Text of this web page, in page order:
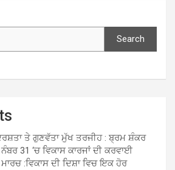
Search
ਤੇ ਗੁਣਵੱਤਾ ਮੁੱਖ ਤਰਜੀਹ : ਬ੍ਰਮ ਸ਼ੰਕਰ
31 ‘ਚ ਵਿਕਾਸ ਕਾਰਜਾਂ ਦੀ ਕਰਵਾਈ
:ਵਿਕਾਸ ਦੀ ਦਿਸ਼ਾ ਵਿਚ ਇਕ ਹੋਰ